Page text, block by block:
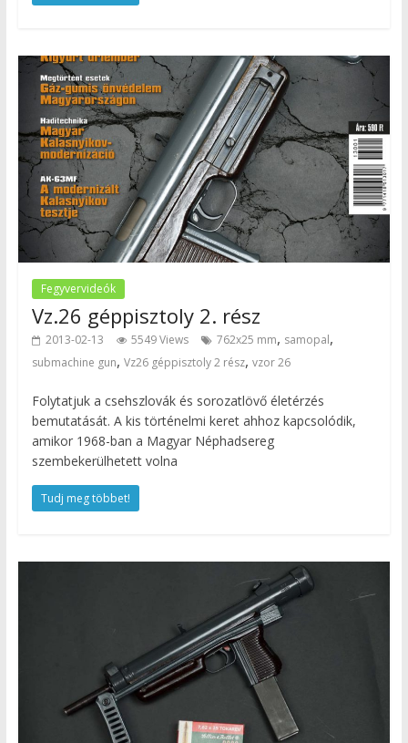
Fegyvervideók
Vz.26 géppisztoly 2. rész
2013-02-13 5549 Views 762x25 mm, samopal,
submachine gun, Vz26 géppisztoly 2 rész, vzor 26
Folytatjuk a csehszlovák és sorozatlövő életérzés
bemutatását. A kis történelmi keret ahhoz kapcsolódik,
amikor 1968-ban a Magyar Néphadsereg
szembekerülhetett volna
Tudj meg többet!